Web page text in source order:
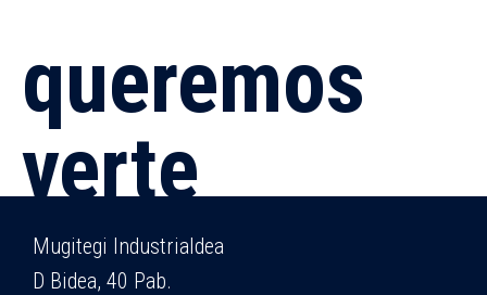
queremos
verte
Mugitegi Industrialdea
D Bidea, 40 Pab.